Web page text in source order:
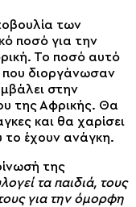
των
ποσό για την
Το ποσό αυτό
που διοργάνωσαν
στην
της Αφρικής. Θα
και θα χαρίσει
το έχουν ανάγκη.
της
τα παιδιά, τους
τους για την όμορφη